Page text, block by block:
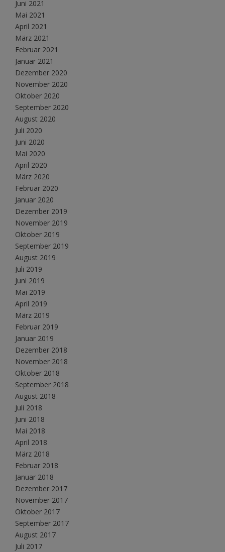
Juni 2021
Mai 2021
April 2021
März 2021
Februar 2021
Januar 2021
Dezember 2020
November 2020
Oktober 2020
September 2020
August 2020
Juli 2020
Juni 2020
Mai 2020
April 2020
März 2020
Februar 2020
Januar 2020
Dezember 2019
November 2019
Oktober 2019
September 2019
August 2019
Juli 2019
Juni 2019
Mai 2019
April 2019
März 2019
Februar 2019
Januar 2019
Dezember 2018
November 2018
Oktober 2018
September 2018
August 2018
Juli 2018
Juni 2018
Mai 2018
April 2018
März 2018
Februar 2018
Januar 2018
Dezember 2017
November 2017
Oktober 2017
September 2017
August 2017
Juli 2017